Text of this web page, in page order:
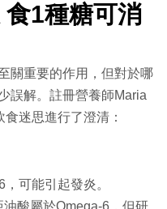
1種糖可消
關重要的作用，但對於哪
誤解。註冊營養師Maria
迷思進行了澄清：
，可能引起發炎。